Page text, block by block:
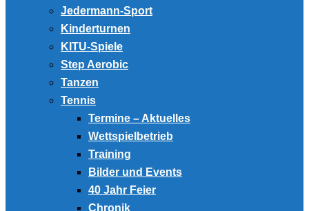
Jedermann-Sport
Kinderturnen
KITU-Spiele
Step Aerobic
Tanzen
Tennis
Termine – Aktuelles
Wettspielbetrieb
Training
Bilder und Events
40 Jahr Feier
Chronik